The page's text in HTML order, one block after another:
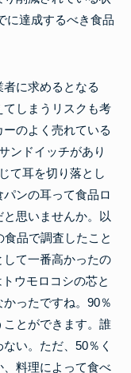
に達成するべき食品
に求めるとなる
しまうリスクも考
のよく売れている
ンドイッチがあり
て耳を切り落とし
ンの耳って食品ロ
思いませんか。以
品で調査したこと
て一番高かったの
ウモロコシの芯と
ったですね。90％
とができます。誰
い。ただ、50％く
料理によって食べ